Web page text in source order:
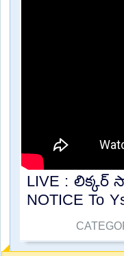
LIVE : లిక్కర్
NOTICE To